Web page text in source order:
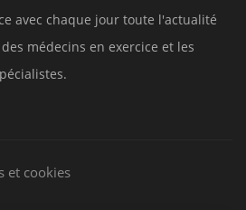
avec chaque jour toute l'actualité
médecins en exercice et les
et cookies